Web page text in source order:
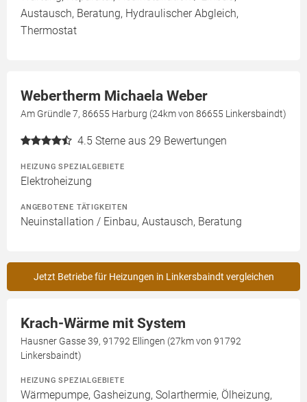
Austausch, Beratung, Hydraulischer Abgleich,
Thermostat
Webertherm Michaela Weber
Am Gründle 7, 86655 Harburg (24km von 86655 Linkersbaindt)
4.5 Sterne aus 29 Bewertungen
HEIZUNG SPEZIALGEBIETE
Elektroheizung
ANGEBOTENE TÄTIGKEITEN
Neuinstallation / Einbau, Austausch, Beratung
Jetzt Betriebe für Heizungen in Linkersbaindt vergleichen
Krach-Wärme mit System
Hausner Gasse 39, 91792 Ellingen (27km von 91792
Linkersbaindt)
HEIZUNG SPEZIALGEBIETE
Wärmepumpe, Gasheizung, Solarthermie, Ölheizung,